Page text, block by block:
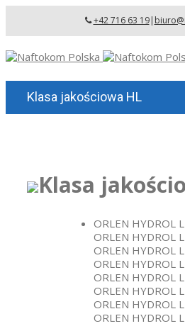
+42 716 63 19|
Klasa jakościowa HL
Klasa
ORLEN HYDROL
ORLEN HYDROL
ORLEN HYDROL
ORLEN HYDROL
ORLEN HYDROL
ORLEN HYDROL
ORLEN HYDROL
ORLEN HYDROL